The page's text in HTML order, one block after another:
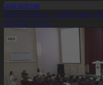
отбасы – тәрбие мен
20:19